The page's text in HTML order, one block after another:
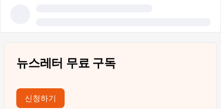
뉴스레터 무료 구독
신청하기